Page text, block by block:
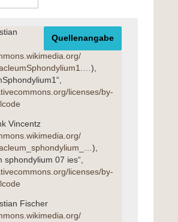
Quellenangabe
),
licenses/by-
Vincentz
),
sphondylium 07 ies“,
licenses/by-
Fischer